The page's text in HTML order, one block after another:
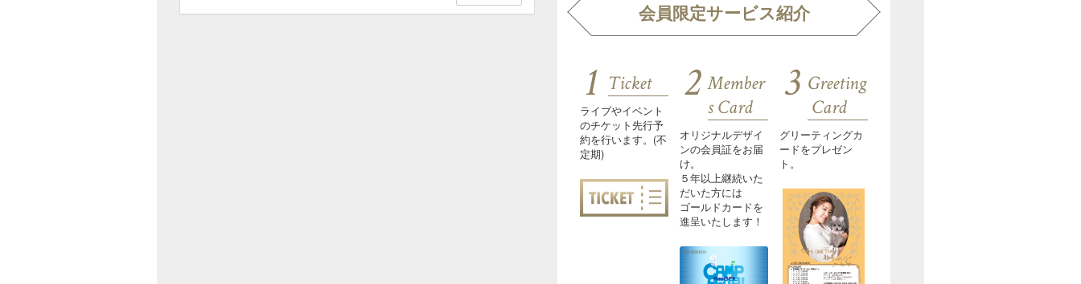
会員限定サービス紹介
1 Ticket
ライブやイベント
のチケット先行予
約を行います。(不
定期)
2 Member
s Card
オリジナルデザイ
ンの会員証をお届
け。
５年以上継続いた
だいた方には
ゴールドカードを
進呈いたします！
3 Greeting
Card
グリーティングカ
ードをプレゼン
ト。